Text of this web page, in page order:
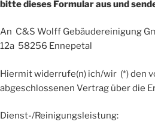
bitte dieses Formular aus und
An C&S Wolff Gebäudereinigung
12a 58256 Ennepetal
Hiermit widerrufe(n) ich/wir (*) den
abgeschlossenen Vertrag über die
Dienst-/Reinigungsleistung: